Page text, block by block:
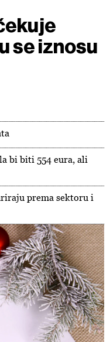
se iznosu
bi biti 554 eura, ali
prema sektoru i